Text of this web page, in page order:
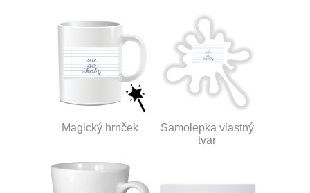
Magický hrnček
Samolepka vlastný
tvar